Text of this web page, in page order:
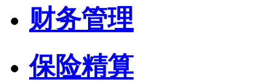
财务管理
保险精算